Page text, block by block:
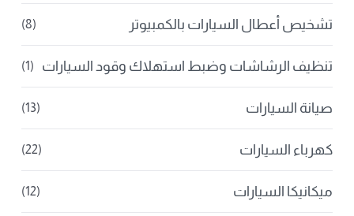
تشخيص أعطال السيارات بالكمبيوتر (8)
تنظيف الرشاشات وضبط استهلاك وقود السيارات (1)
صيانة السيارات (13)
كهرباء السيارات (22)
ميكانيكا السيارات (12)